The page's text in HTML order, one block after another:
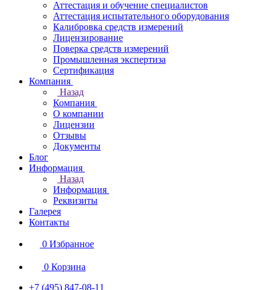
Аттестация и обучение специалистов
Аттестация испытательного оборудования
Калибровка средств измерений
Лицензирование
Поверка средств измерений
Промышленная экспертиза
Сертификация
Компания
Назад
Компания
О компании
Лицензии
Отзывы
Документы
Блог
Информация
Назад
Информация
Реквизиты
Галерея
Контакты
0 Избранное
0 Корзина
+7 (495) 847-08-11